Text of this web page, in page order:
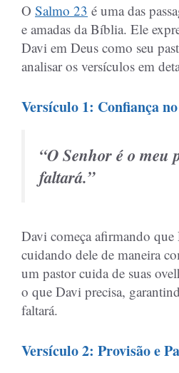
O Salmo 23 é uma das
e amadas da Bíblia. Ele
Davi em Deus como seu
analisar os versículos em
Versículo 1: Confiança
“O Senhor é o meu
faltará.”
Davi começa afirmando que
cuidando dele de maneira
um pastor cuida de suas
o que Davi precisa,
faltará.
Versículo 2: Provisão e